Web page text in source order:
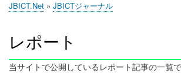
ン
ゲ
JBICT.Net
JBICTジャーナル
調査
JBICTアップデート
現
位
置
JBICT.Net JBICTジャーナル
レポート
当サイトで公開しているレポート記事の一覧で